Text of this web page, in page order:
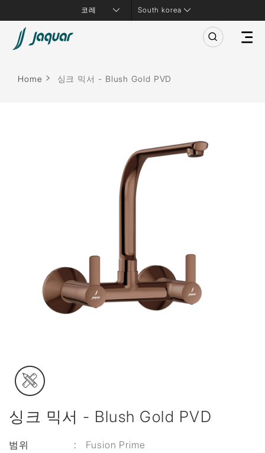
South korea
Home 싱크 믹서 - Blush Gold PVD
싱크 믹서 - Blush Gold PVD
범위 :
Fusion Prime